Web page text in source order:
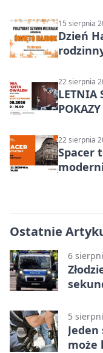
15 sierpnia
Dzień
22 sierpnia
LETNIA
22 sierpnia
Spacer
Ostatnie
6
5
Jeden
może